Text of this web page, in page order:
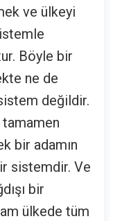
ve ülkeyi
Böyle bir
ne de
değildir.
tamamen
bir adamın
sistemdir. Ve
bir
ülkede tüm